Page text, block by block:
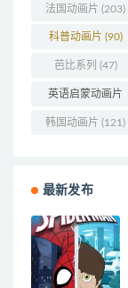
法国动画片 (203)
科普动画片 (90)
芭比系列 (47)
英语启蒙动画片
(160)
韩国动画片 (121)
最新发布